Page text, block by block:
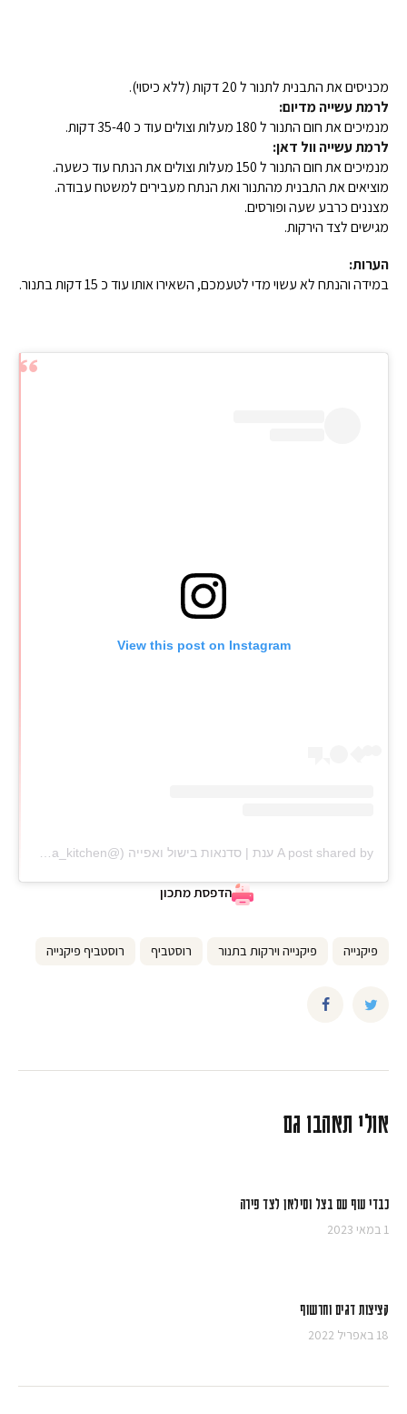
מכניסים את התבנית לתנור ל 20 דקות (ללא כיסוי).
לרמת עשייה מדיום:
מנמיכים את חום התנור ל 180 מעלות וצולים עוד כ 35-40 דקות.
לרמת עשייה וול דאן:
מנמיכים את חום התנור ל 150 מעלות וצולים את הנתח עוד כשעה.
מוציאים את התבנית מהתנור ואת הנתח מעבירים למשטח עבודה.
מצננים כרבע שעה ופורסים.
מגישים לצד הירקות.
הערות:
במידה והנתח לא עשוי מדי לטעמכם, השאירו אותו עוד כ 15 דקות בתנור.
View this post on Instagram
A post shared by ענת | סדנאות בישול ואפייה (@anat_elisha_kitchen)
הדפסת מתכון
פיקנייה פיקנייה וירקות בתנור רוסטביף רוסטביף פיקנייה
אולי תאהבו גם
כבדי עוף עם בצל וסילאן לצד פירה
1 במאי 2023
קציצות דגים וחרשוף
18 באפריל 2022